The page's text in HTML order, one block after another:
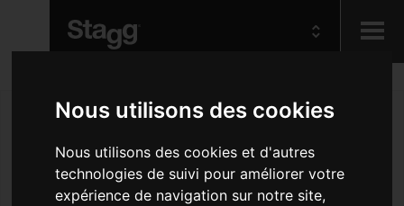
Nous utilisons des cookies
Nous utilisons des cookies et d'autres
technologies de suivi pour améliorer votre
expérience de navigation sur notre site,
Audio &
Lighting